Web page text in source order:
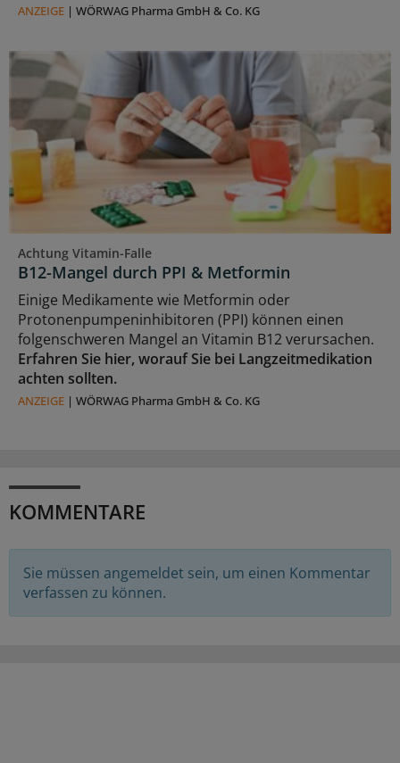
ANZEIGE | WÖRWAG Pharma GmbH & Co. KG
Achtung Vitamin-Falle
B12-Mangel durch PPI & Metformin
Einige Medikamente wie Metformin oder
Protonenpumpeninhibitoren (PPI) können einen
folgenschweren Mangel an Vitamin B12 verursachen.
Erfahren Sie hier, worauf Sie bei Langzeitmedikation
achten sollten.
ANZEIGE | WÖRWAG Pharma GmbH & Co. KG
KOMMENTARE
Sie müssen angemeldet sein, um einen Kommentar
verfassen zu können.